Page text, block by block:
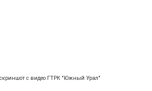
с видео ГТРК "Южный Урал"